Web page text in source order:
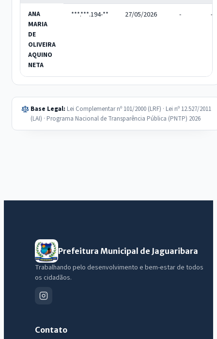
ANA
MARIA
DE
OLIVEIRA
AQUINO
NETA
***.***.194-** 27/05/2026 - -
Base Legal: Lei Complementar nº 101/2000 (LRF) · Lei nº 12.527/2011
(LAI) · Programa Nacional de Transparência Pública (PNTP) 2026
Prefeitura Municipal de Jaguaribara
Trabalhando pelo desenvolvimento e bem-estar de todos
os cidadãos.
Contato